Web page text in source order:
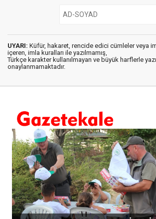
UYARI: Küfür, hakaret, rencide edici cümleler veya
içeren, imla kuralları ile yazılmamış,
Türkçe karakter kullanılmayan ve büyük harflerle
onaylanmamaktadır.